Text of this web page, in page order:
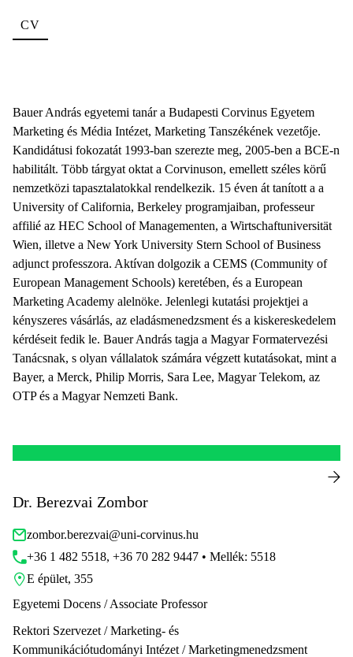
CV
Bauer András egyetemi tanár a Budapesti Corvinus Egyetem
Marketing és Média Intézet, Marketing Tanszékének vezetője.
Kandidátusi fokozatát 1993-ban szerezte meg, 2005-ben a BCE-n
habilitált. Több tárgyat oktat a Corvinuson, emellett széles körű
nemzetközi tapasztalatokkal rendelkezik. 15 éven át tanított a a
University of California, Berkeley programjaiban, professeur
affilié az HEC School of Managementen, a Wirtschaftuniversität
Wien, illetve a New York University Stern School of Business
adjunct professzora. Aktívan dolgozik a CEMS (Community of
European Management Schools) keretében, és a European
Marketing Academy alelnöke. Jelenlegi kutatási projektjei a
kényszeres vásárlás, az eladásmenedzsment és a kiskereskedelem
kérdéseit fedik le. Bauer András tagja a Magyar Formatervezési
Tanácsnak, s olyan vállalatok számára végzett kutatásokat, mint a
Bayer, a Merck, Philip Morris, Sara Lee, Magyar Telekom, az
OTP és a Magyar Nemzeti Bank.
Dr. Berezvai Zombor
zombor.berezvai@uni-corvinus.hu
+36 1 482 5518, +36 70 282 9447 • Mellék: 5518
E épület, 355
Egyetemi Docens / Associate Professor
Rektori Szervezet / Marketing- és
Kommunikációtudományi Intézet / Marketingmenedzsment